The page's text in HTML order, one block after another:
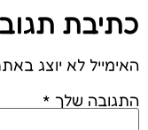
כתיבת
האימייל לא יוצג
התגובה שלך *